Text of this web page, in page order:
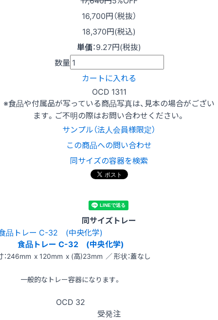
16,700円（税抜）
18,370円(税込)
単価：9.27円(税抜)
数量
カートに入れる
OCD 1311
※食品や付属品が写っている商品写真は、見本の場合がござい
ます。ご不明の際はお問い合わせください。
サンプル（法人会員様限定）
この商品への問い合わせ
同サイズの容器を検索
同サイズトレー
食品トレー C-32 (中央化学)
：246mm x 120mm x (高)23mm ／ 形状：蓋なし
一般的なトレー容器になります。
OCD 32
受発注